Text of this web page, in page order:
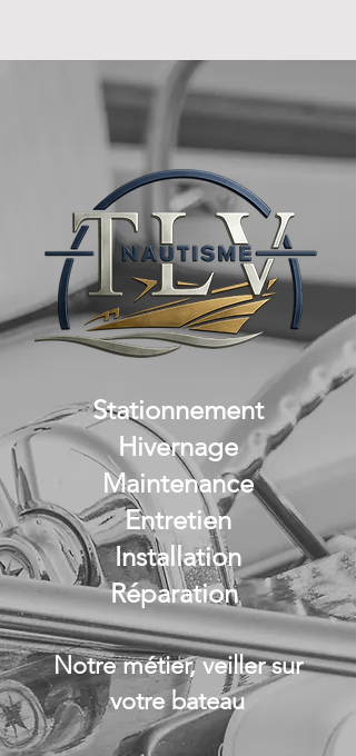
Stationnement
Hivernage
Maintenance
Entretien
Installation
Réparation
Notre métier, veiller sur
votre bateau